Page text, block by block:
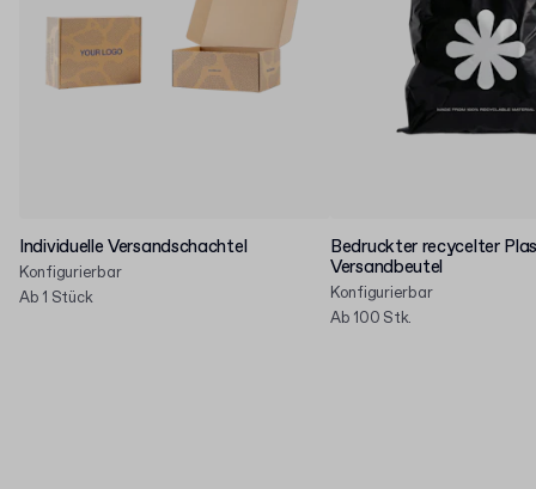
Individuelle Versandschachtel
Konfigurierbar
Ab 1 Stück
Bedruckter recycelter
Versandbeutel
Konfigurierbar
Ab 100 Stk.